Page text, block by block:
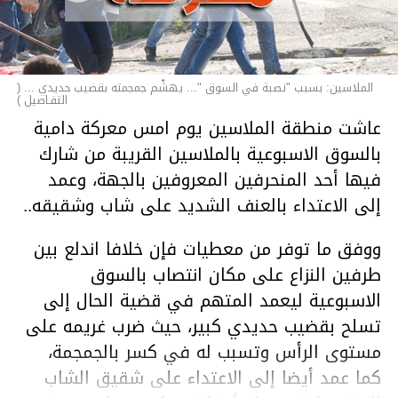
الملاسين: بسبب "نصبة في السوق "... يهشّم جمجمته بقضيب حديدي ... (
التفـاصيل )
عاشت منطقة الملاسين يوم امس معركة دامية
بالسوق الاسبوعية بالملاسين القريبة من شارك
فيها أحد المنحرفين المعروفين بالجهة، وعمد
إلى الاعتداء بالعنف الشديد على شاب وشقيقه..
ووفق ما توفر من معطيات فإن خلافا اندلع بين
طرفين النزاع على مكان انتصاب بالسوق
الاسبوعية ليعمد المتهم في قضية الحال إلى
تسلح بقضيب حديدي كبير، حيث ضرب غريمه على
مستوى الرأس وتسبب له في كسر بالجمجمة،
كما عمد أيضا إلى الاعتداء على شقيق الشاب